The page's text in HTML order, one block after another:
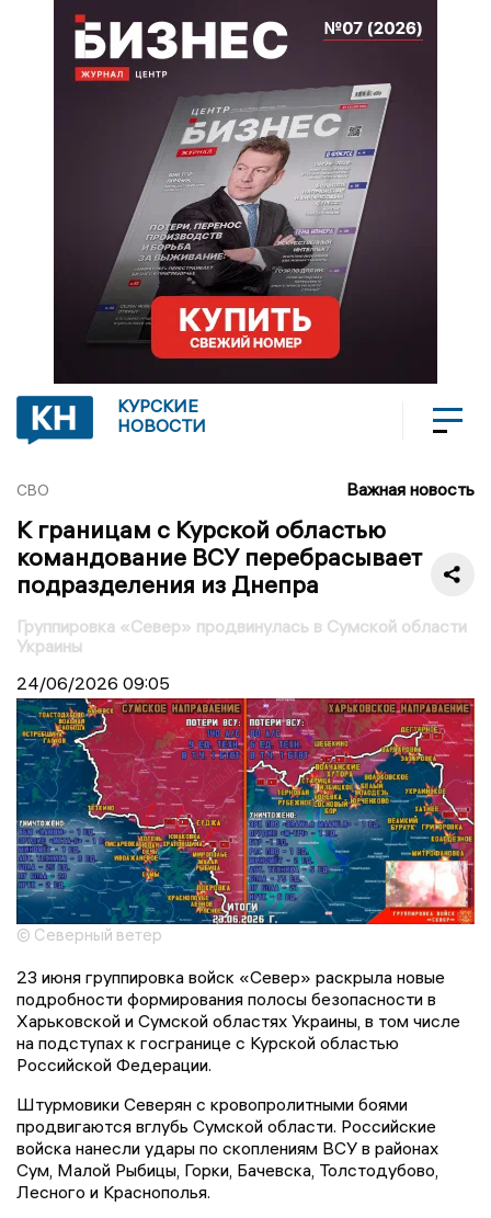
КУРСКИЕ
НОВОСТИ
СВО Важная новость
К границам с Курской областью
командование ВСУ перебрасывает
подразделения из Днепра
Группировка «Север» продвинулась в Сумской области
Украины
24/06/2026 09:05
© Северный ветер
23 июня группировка войск «Север» раскрыла новые
подробности формирования полосы безопасности в
Харьковской и Сумской областях Украины, в том числе
на подступах к госгранице с Курской областью
Российской Федерации.
Штурмовики Северян с кровопролитными боями
продвигаются вглубь Сумской области. Российские
войска нанесли удары по скоплениям ВСУ в районах
Сум, Малой Рыбицы, Горки, Бачевска, Толстодубово,
Лесного и Краснополья.